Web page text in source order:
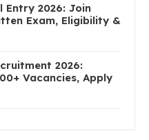
Entry 2026: Join
Exam, Eligibility &
2026:
Vacancies, Apply